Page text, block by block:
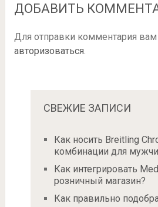
ДОБАВИТЬ
Для отправки комментария
авторизоваться
СВЕЖИЕ ЗАПИСИ
Как носить Breitling
комбинации для
Как интегрировать
розничный магазин?
Как правильно